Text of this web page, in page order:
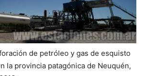
de petróleo y gas de esquisto
la provincia patagónica de Neuquén,